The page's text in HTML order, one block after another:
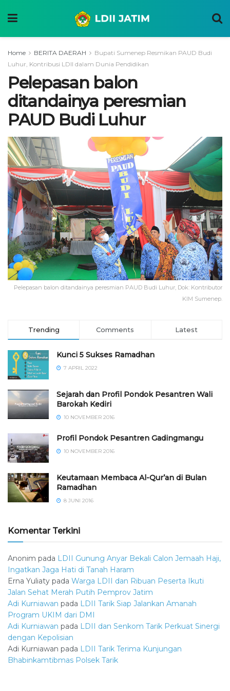
Home BERITA DAERAH
Bupati Sumenep Resmikan PAUD Budi
Luhur, Kontribusi LDII dalam Dunia Pendidikan
Pelepasan balon
ditandainya peresmian
PAUD Budi Luhur
Pelepasan balon ditandainya peresmian PAUD Budi Luhur, Dok: Kontributor
KIM Sumenep.
Trending Comments Latest
Kunci 5 Sukses Ramadhan
7 APRIL 2022
Sejarah dan Profil Pondok Pesantren Wali
Barokah Kediri
10 NOVEMBER 2016
⁠⁠⁠Profil Pondok Pesantren Gadingmangu
10 NOVEMBER 2016
Keutamaan Membaca Al-Qur’an di Bulan
Ramadhan
8 JUNI 2016
Komentar Terkini
Anonim pada LDII Gunung Anyar Bekali Calon Jemaah Haji,
Ingatkan Jaga Hati di Tanah Haram
Erna Yuliaty pada Warga LDII dan Ribuan Peserta Ikuti
Jalan Sehat Merah Putih Pemprov Jatim
Adi Kurniawan pada LDII Tarik Siap Jalankan Amanah
Program UKIM dari DMI
Adi Kurniawan pada LDII dan Senkom Tarik Perkuat Sinergi
dengan Kepolisian
Adi Kurniawan pada LDII Tarik Terima Kunjungan
Bhabinkamtibmas Polsek Tarik